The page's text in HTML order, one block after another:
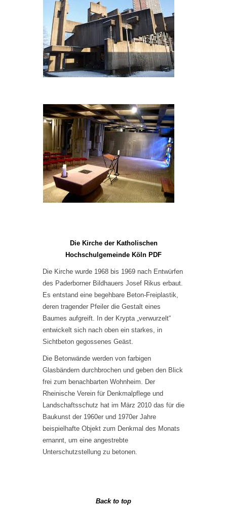
Die Kirche der Katholischen
Hochschulgemeinde Köln PDF
Die Kirche wurde 1968 bis 1969 nach Entwürfen
des Paderborner Bildhauers Josef Rikus erbaut.
Es entstand eine begehbare Beton-Freiplastik,
deren tragender Pfeiler die Gestalt eines
Baumes aufgreift. In der Krypta „verwurzelt“
entwickelt sich nach oben ein starkes, in
Sichtbeton gegossenes Geäst.
Die Betonwände werden von farbigen
Glasbändern durchbrochen und geben den Blick
frei zum benachbarten Wohnheim. Der
Rheinische Verein für Denkmalpflege und
Landschaftsschutz hat im März 2010 das für die
Baukunst der 1960er und 1970er Jahre
beispielhafte Objekt zum Denkmal des Monats
ernannt, um eine angestrebte
Unterschutzstellung zu betonen.
Back to top